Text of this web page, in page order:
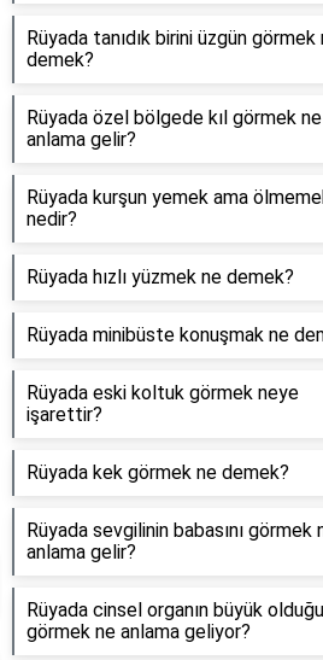
Rüyada tanıdık birini üzgün görmek
demek?
Rüyada özel bölgede kıl görmek ne
anlama gelir?
Rüyada kurşun yemek ama
nedir?
Rüyada hızlı yüzmek ne demek?
Rüyada minibüste konuşmak ne
Rüyada eski koltuk görmek neye
işarettir?
Rüyada kek görmek ne demek?
Rüyada sevgilinin babasını görmek
anlama gelir?
Rüyada cinsel organın büyük
görmek ne anlama geliyor?